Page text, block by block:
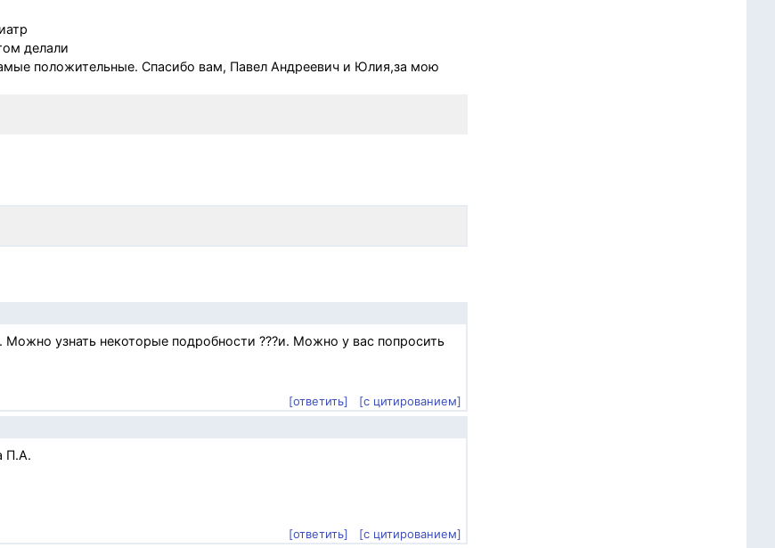
делали
положительные. Спасибо вам, Павел Андреевич и Юлия,за мою
узнать некоторые подробности ???и. Можно у вас попросить
[ответить] [с цитированием]
П.А.
[ответить]
[с цитированием]